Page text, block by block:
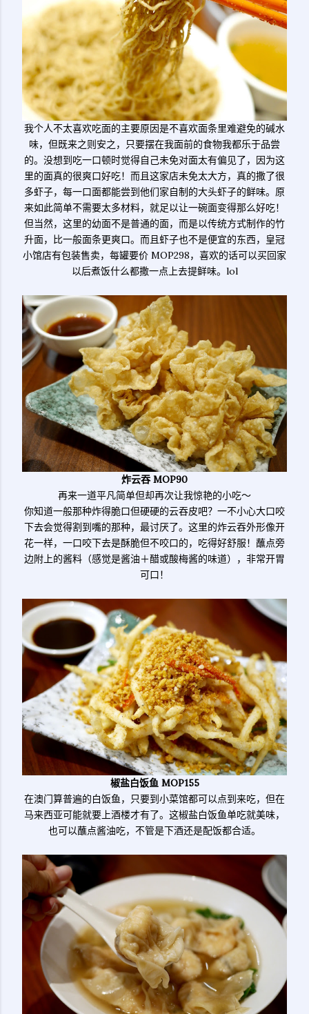
我个人不太喜欢吃面的主要原因是不喜欢面条里难避免的碱水
味，但既来之则安之，只要摆在我面前的食物我都乐于品尝
的。没想到吃一口顿时觉得自己未免对面太有偏见了，因为这
里的面真的很爽口好吃！而且这家店未免太大方，真的撒了很
多虾子，每一口面都能尝到他们家自制的大头虾子的鲜味。原
来如此简单不需要太多材料，就足以让一碗面变得那么好吃！
但当然，这里的幼面不是普通的面，而是以传统方式制作的竹
升面，比一般面条更爽口。而且虾子也不是便宜的东西，皇冠
小馆店有包装售卖，每罐要价 MOP298，喜欢的话可以买回家
以后煮饭什么都撒一点上去提鲜味。lol
炸云吞 MOP90
再来一道平凡简单但却再次让我惊艳的小吃～
你知道一般那种炸得脆口但硬硬的云吞皮吧？一不小心大口咬
下去会觉得割到嘴的那种，最讨厌了。这里的炸云吞外形像开
花一样，一口咬下去是酥脆但不咬口的，吃得好舒服！蘸点旁
边附上的酱料（感觉是酱油＋醋或酸梅酱的味道），非常开胃
可口！
椒盐白饭鱼 MOP155
在澳门算普遍的白饭鱼，只要到小菜馆都可以点到来吃，但在
马来西亚可能就要上酒楼才有了。这椒盐白饭鱼单吃就美味，
也可以蘸点酱油吃，不管是下酒还是配饭都合适。